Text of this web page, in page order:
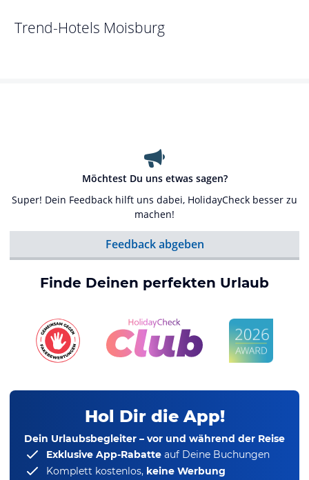
Trend-Hotels Moisburg
Möchtest Du uns etwas sagen?
Super! Dein Feedback hilft uns dabei, HolidayCheck besser zu
machen!
Feedback abgeben
Finde Deinen perfekten Urlaub
Hol Dir die App!
Dein Urlaubsbegleiter – vor und während der Reise
Exklusive App-Rabatte auf Deine Buchungen
Komplett kostenlos, keine Werbung